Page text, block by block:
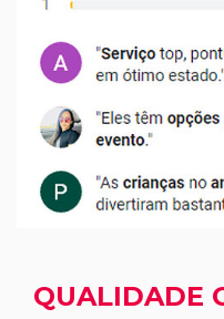
QUALIDADE